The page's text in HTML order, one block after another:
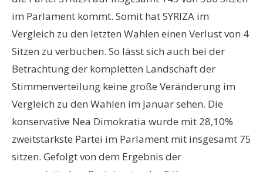
im Parlament kommt. Somit hat SYRIZA im
Vergleich zu den letzten Wahlen einen Verlust von 4
Sitzen zu verbuchen. So lässt sich auch bei der
Betrachtung der kompletten Landschaft der
Stimmenverteilung keine große Veränderung im
Vergleich zu den Wahlen im Januar sehen. Die
konservative Nea Dimokratia wurde mit 28,10%
zweitstärkste Partei im Parlament mit insgesamt 75
sitzen. Gefolgt von dem Ergebnis der